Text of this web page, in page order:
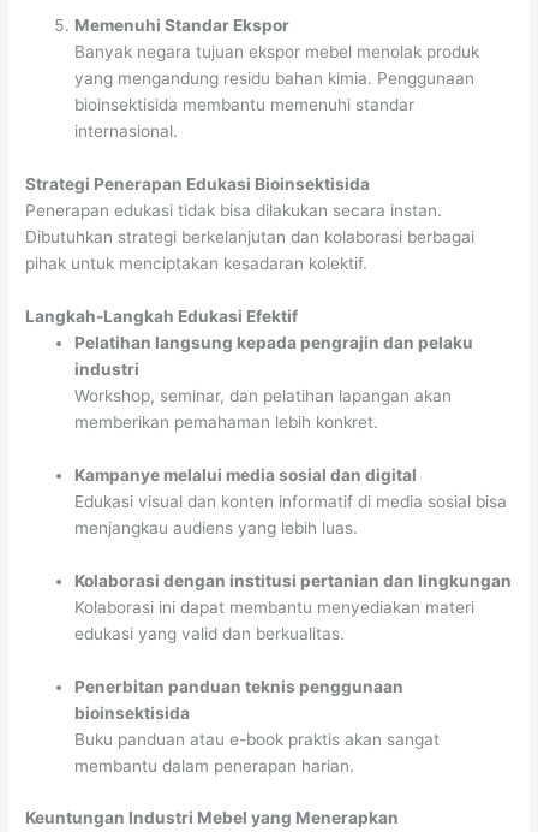
Memenuhi Standar Ekspor
Banyak negara tujuan ekspor mebel menolak produk
yang mengandung residu bahan kimia. Penggunaan
bioinsektisida membantu memenuhi standar
internasional.
Strategi Penerapan Edukasi Bioinsektisida
Penerapan edukasi tidak bisa dilakukan secara instan.
Dibutuhkan strategi berkelanjutan dan kolaborasi berbagai
pihak untuk menciptakan kesadaran kolektif.
Langkah-Langkah Edukasi Efektif
Pelatihan langsung kepada pengrajin dan pelaku
industri
Workshop, seminar, dan pelatihan lapangan akan
memberikan pemahaman lebih konkret.
Kampanye melalui media sosial dan digital
Edukasi visual dan konten informatif di media sosial bisa
menjangkau audiens yang lebih luas.
Kolaborasi dengan institusi pertanian dan lingkungan
Kolaborasi ini dapat membantu menyediakan materi
edukasi yang valid dan berkualitas.
Penerbitan panduan teknis penggunaan
bioinsektisida
Buku panduan atau e-book praktis akan sangat
membantu dalam penerapan harian.
Keuntungan Industri Mebel yang Menerapkan